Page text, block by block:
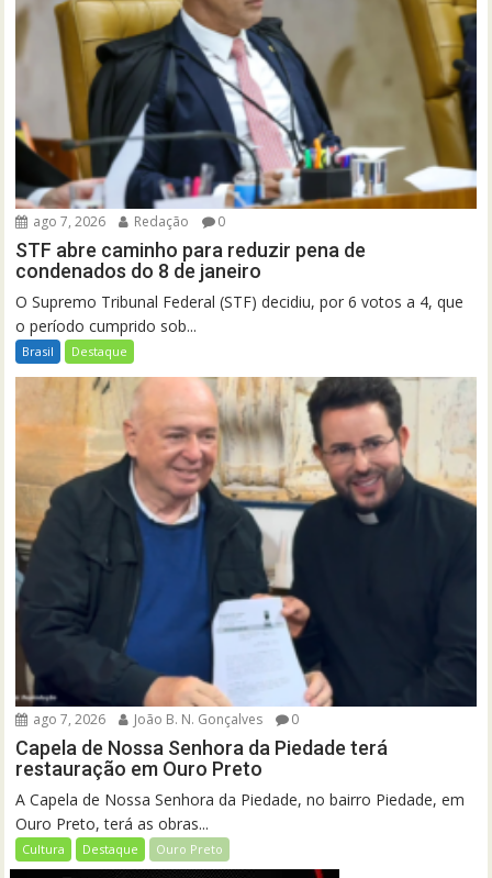
ago 7, 2026 Redação 0
STF abre caminho para reduzir pena de
condenados do 8 de janeiro
O Supremo Tribunal Federal (STF) decidiu, por 6 votos a 4, que
o período cumprido sob...
Brasil Destaque
ago 7, 2026 João B. N. Gonçalves 0
Capela de Nossa Senhora da Piedade terá
restauração em Ouro Preto
A Capela de Nossa Senhora da Piedade, no bairro Piedade, em
Ouro Preto, terá as obras...
Cultura Destaque Ouro Preto